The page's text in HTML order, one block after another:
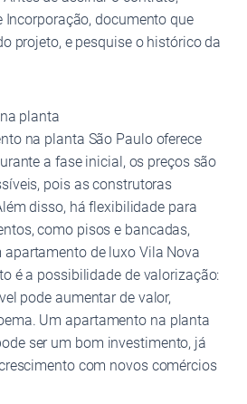
Incorporação, documento que
projeto, e pesquise o histórico da
planta
na planta São Paulo oferece
a fase inicial, os preços são
pois as construtoras
disso, há flexibilidade para
como pisos e bancadas,
de luxo Vila Nova
é a possibilidade de valorização:
pode aumentar de valor,
Um apartamento na planta
ser um bom investimento, já
com novos comércios